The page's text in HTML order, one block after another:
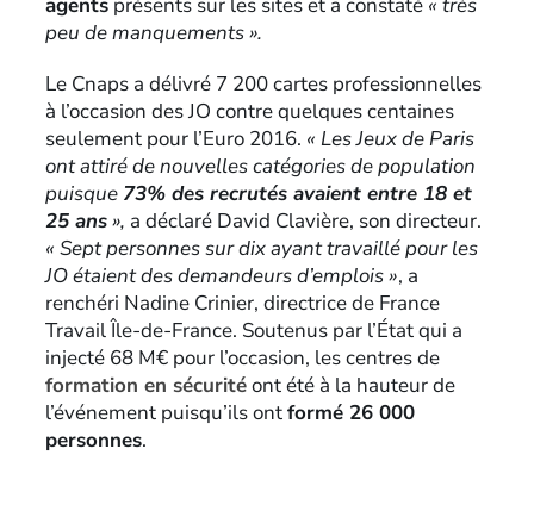
agentsprésents sur les sites et a constaté « très
peu de manquements ».
Le Cnaps a délivré 7 200 cartes professionnelles
à l’occasion des JO contre quelques centaines
seulement pour l’Euro 2016. « Les Jeux de Paris
ont attiré de nouvelles catégories de population
puisque 73% des recrutés avaient entre 18 et
25 ans», a déclaré David Clavière, son directeur.
« Sept personnes sur dix ayant travaillé pour les
JO étaient des demandeurs d’emplois », a
renchéri Nadine Crinier, directrice de France
Travail Île-de-France. Soutenus par l’État qui a
injecté 68 M€ pour l’occasion, les centres de
formation en sécuritéont été à la hauteur de
l’événement puisqu’ils ontformé 26 000
personnes.